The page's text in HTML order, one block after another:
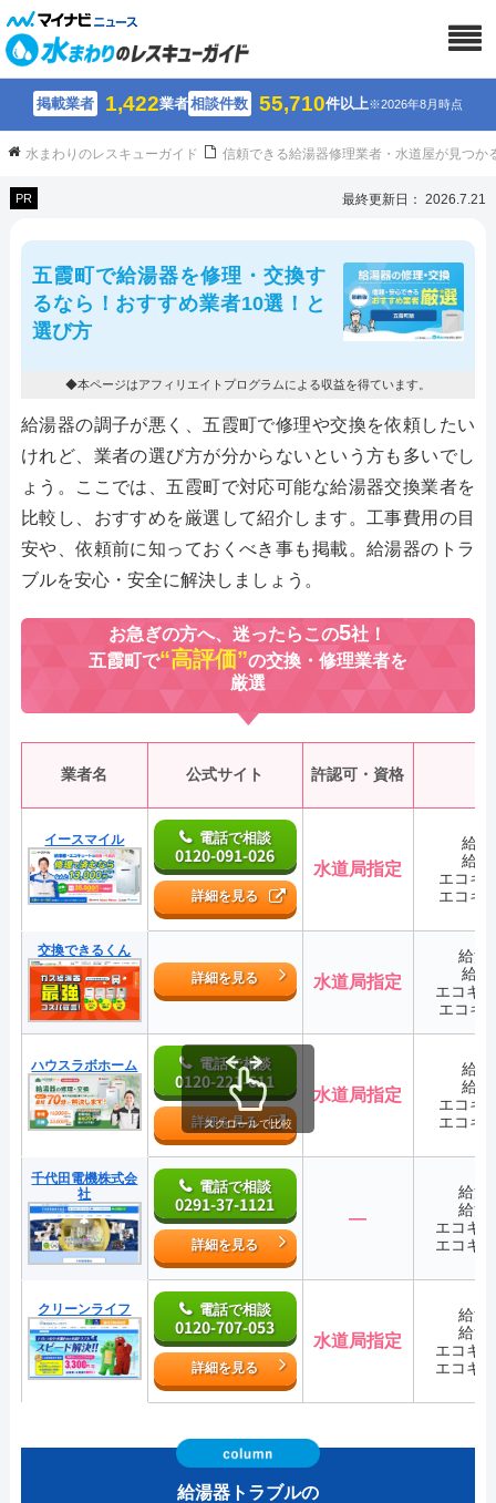
掲載業者 1,422業者相談件数 55,710件以上※2026年8月時点
水まわりのレスキューガイド 信頼できる給湯器修理業者・水道屋が見つか
PR 最終更新日： 2026.7.21
五霞町で給湯器を修理・交換す
るなら！おすすめ業者10選！と
選び方
◆本ページはアフィリエイトプログラムによる収益を得ています。
給湯器の調子が悪く、五霞町で修理や交換を依頼したい
けれど、業者の選び方が分からないという方も多いでし
ょう。ここでは、五霞町で対応可能な給湯器交換業者を
比較し、おすすめを厳選して紹介します。工事費用の目
安や、依頼前に知っておくべき事も掲載。給湯器のトラ
ブルを安心・安全に解決しましょう。
お急ぎの方へ、迷ったらこの5社！
五霞町で“高評価”の交換・修理業者を
厳選
業者名 公式サイト 許認可・資格
イースマイル 電話で相談
0120-091-026
詳細を見る
水道局指定
給
給
エコキ
エコキ
交換できるくん
詳細を見る
水道局指定
給湯
給
エコキ
エコキ
ハウスラボホーム 電話で相談
0120-221-611
詳細を見る
水道局指定
給
給
エコキ
エコキ
千代田電機株式会
社
電話で相談
0291-37-1121
詳細を見る
―
給湯
給湯
エコキ
エコキ
クリーンライフ 電話で相談
0120-707-053
詳細を見る
水道局指定
給湯
給湯
エコキ
エコキ
スクロールで比較
給湯器トラブルの